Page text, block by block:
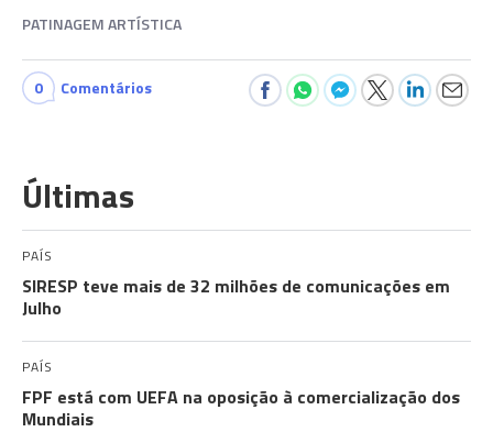
PATINAGEM ARTÍSTICA
0 Comentários
Últimas
PAÍS
SIRESP teve mais de 32 milhões de comunicações em
Julho
PAÍS
FPF está com UEFA na oposição à comercialização dos
Mundiais